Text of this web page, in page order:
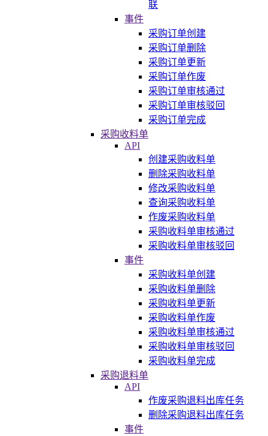
联
事件
采购订单创建
采购订单删除
采购订单更新
采购订单作废
采购订单审核通过
采购订单审核驳回
采购订单完成
采购收料单
API
创建采购收料单
删除采购收料单
修改采购收料单
查询采购收料单
作废采购收料单
采购收料单审核通过
采购收料单审核驳回
事件
采购收料单创建
采购收料单删除
采购收料单更新
采购收料单作废
采购收料单审核通过
采购收料单审核驳回
采购收料单完成
采购退料单
API
作废采购退料出库任务
删除采购退料出库任务
事件